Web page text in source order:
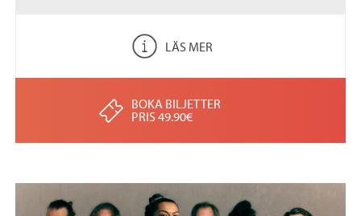
LÄS MER
BOKA BILJETTER
PRIS 49.90€